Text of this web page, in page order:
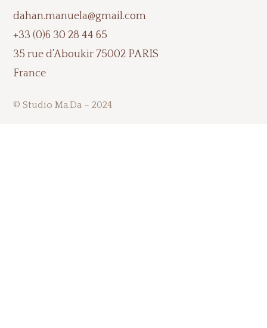
dahan.manuela@gmail.com
+33 (0)6 30 28 44 65
35 rue d’Aboukir 75002 PARIS
France
© Studio Ma.Da – 2024